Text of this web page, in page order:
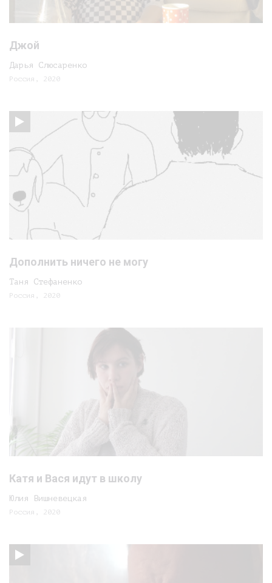
Джой
Дарья Слюсаренко
Россия, 2020
Дополнить ничего не могу
Таня Стефаненко
Россия, 2020
Катя и Вася идут в школу
Юлия Вишневецкая
Россия, 2020